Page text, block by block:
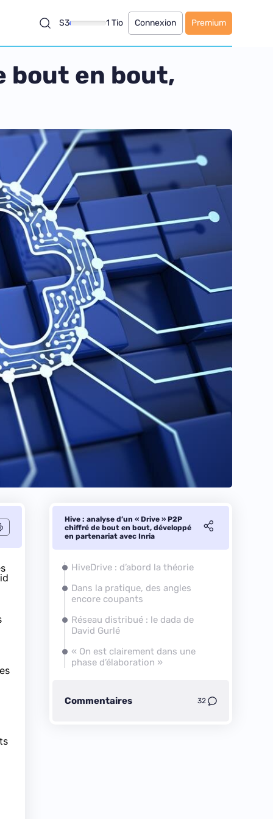
S3 1 Tio Connexion Premium
bout en bout,
Hive : analyse d’un « Drive » P2P
chiffré de bout en bout, développé
en partenariat avec Inria
HiveDrive : d’abord la théorie
Dans la pratique, des angles
encore coupants
Réseau distribué : le dada de
David Gurlé
« On est clairement dans une
phase d’élaboration »
Commentaires 32